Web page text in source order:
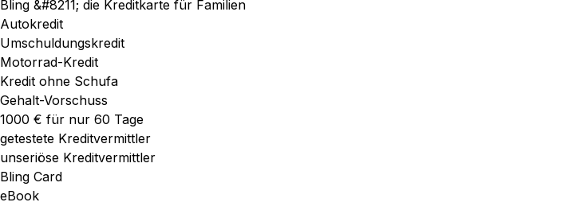
Child
Menu
Bling &#8211; die Kreditkarte für Familien
Autokredit
Umschuldungskredit
Motorrad-Kredit
Kredit ohne Schufa
Gehalt-Vorschuss
1000 € für nur 60 Tage
getestete Kreditvermittler
unseriöse Kreditvermittler
Bling Card
eBook